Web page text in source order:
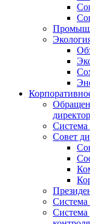
Система
Совет
Система
Система